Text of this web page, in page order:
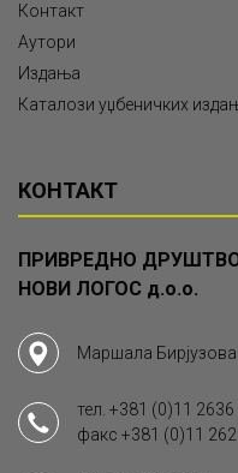
Контакт
Аутори
Издања
Каталози уџбеничких
КОНТАКТ
ПРИВРЕДНО
НОВИ ЛОГОС д.о.о.
Маршала Бирјузова
тел. +381 (0)11 2636
факс +381 (0)11